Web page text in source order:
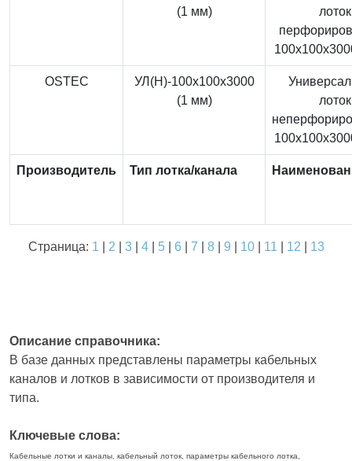
(1 мм)
лоток
OSTEC
УЛ(Н)-100x100x3000
(1 мм)
лоток
Производитель Тип лотка/канала
Страница: 1 2 3| 4| 5| 6 7 8| 9 10| 11 12 13
Описание справочника:
В базе данных представлены параметры кабельных
каналов и лотков в зависимости от производителя и
типа.
Ключевые слова:
Кабельные лотки и каналы, кабельный лоток, параметры кабельного лотка,